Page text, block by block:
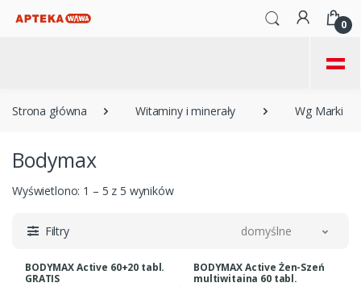
0
=
Strona główna Witaminy i minerały Wg Marki
Bodymax
Wyświetlono: 1 – 5 z 5 wyników
Filtry domyślne
BODYMAX Active 60+20 tabl.
GRATIS
BODYMAX Active Żen-Szeń
multiwitaina 60 tabl.